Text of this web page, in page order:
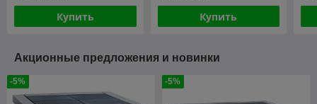
Купить Купить
Акционные предложения и новинки
-5% -5%